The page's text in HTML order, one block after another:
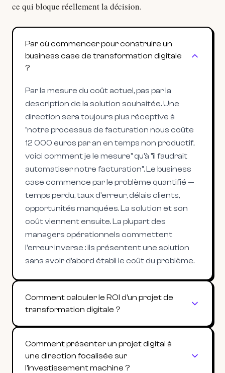
ce qui bloque réellement la décision.
Par où commencer pour construire un
business case de transformation digitale
?
Par la mesure du coût actuel, pas par la
description de la solution souhaitée. Une
direction sera toujours plus réceptive à
"notre processus de facturation nous coûte
12 000 euros par an en temps non productif,
voici comment je le mesure" qu'à "il faudrait
automatiser notre facturation". Le business
case commence par le problème quantifié —
temps perdu, taux d'erreur, délais clients,
opportunités manquées. La solution et son
coût viennent ensuite. La plupart des
managers opérationnels commettent
l'erreur inverse : ils présentent une solution
sans avoir d'abord établi le coût du problème.
Comment calculer le ROI d'un projet de
transformation digitale ?
Comment présenter un projet digital à
une direction focalisée sur
l'investissement machine ?